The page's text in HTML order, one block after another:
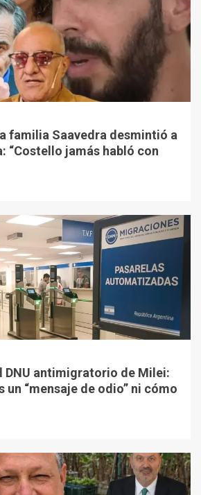
familia Saavedra desmintió a
“Costello jamás habló con
DNU antimigratorio de Milei:
un “mensaje de odio” ni cómo